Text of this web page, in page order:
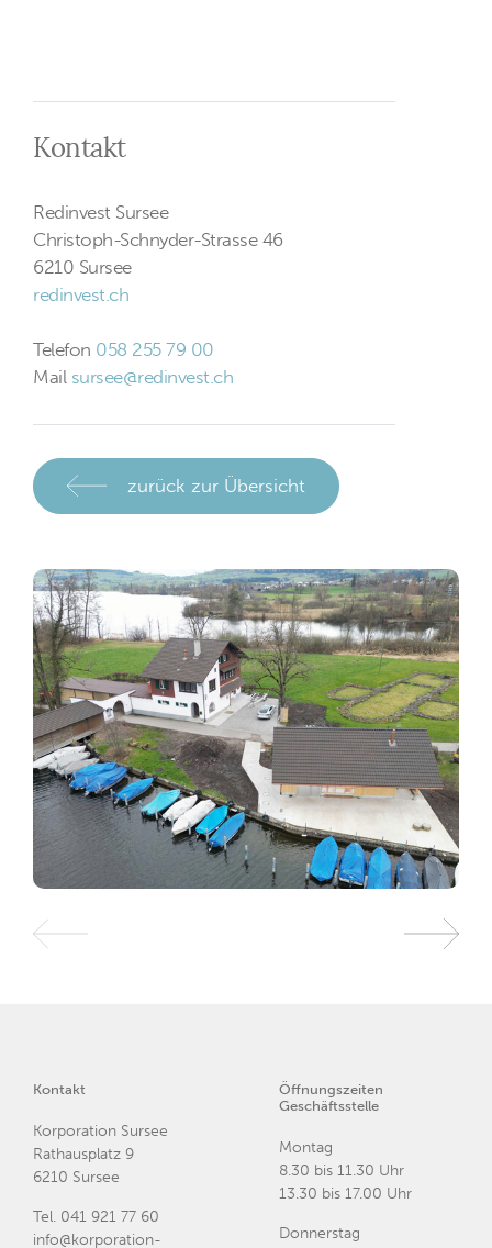
Kontakt
Redinvest Sursee
Christoph-Schnyder-Strasse 46
6210 Sursee
redinvest.ch
Telefon 058 255 79 00
Mail sursee@redinvest.ch
zurück zur Übersicht
Kontakt
Korporation Sursee
Rathausplatz 9
6210 Sursee
Tel. 041 921 77 60
info@korporation-
Öffnungszeiten
Geschäftsstelle
Montag
8.30 bis 11.30 Uhr
13.30 bis 17.00 Uhr
Donnerstag